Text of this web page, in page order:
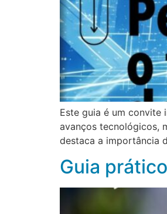
Este guia é um convite
avanços tecnológicos,
destaca a importância
Guia